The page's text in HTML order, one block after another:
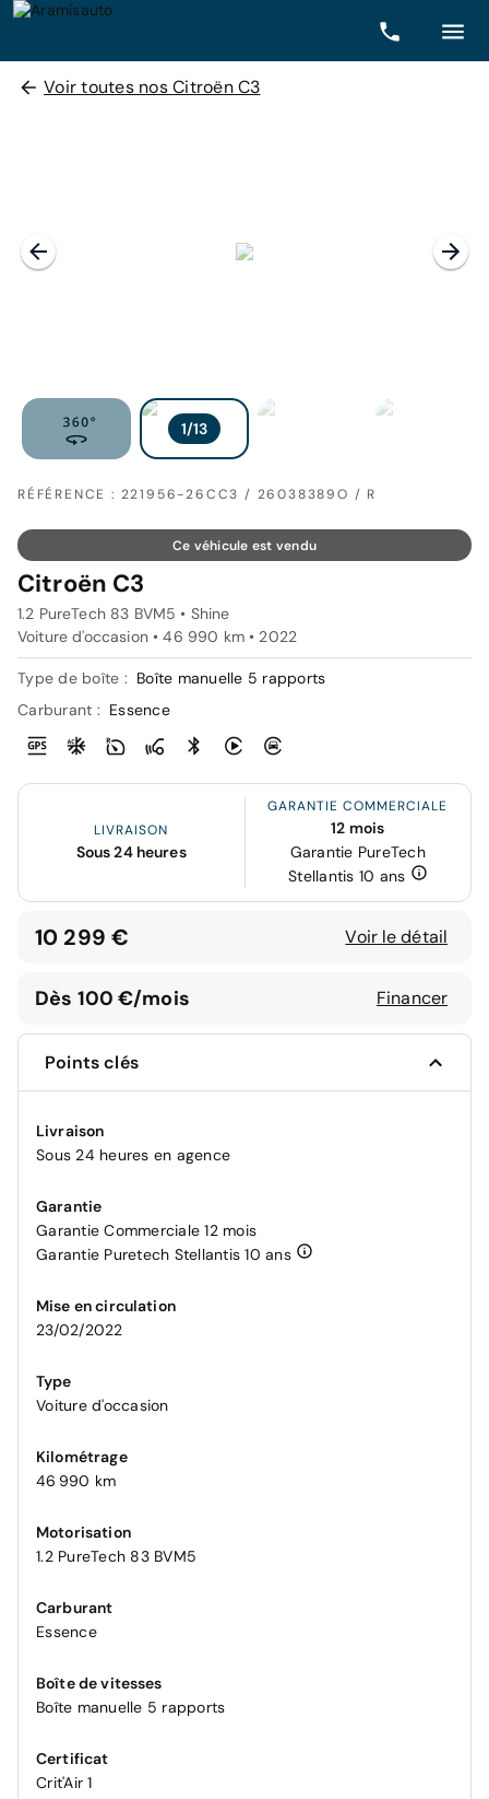
Voir toutes nos Citroën C3
RÉFÉRENCE : 221956-26CC3 / 26038389O / R
Ce véhicule est vendu
Citroën C3
1.2 PureTech 83 BVM5 • Shine
Voiture d'occasion • 46 990 km • 2022
Type de boîte : Boîte manuelle 5 rapports
Carburant : Essence
LIVRAISON
Sous 24 heures
GARANTIE COMMERCIALE
12 mois
Garantie PureTech
Stellantis 10 ans
10 299 € Voir le détail
Dès 100 €/mois Financer
Points clés
Livraison
Sous 24 heures en agence
Garantie
Garantie Commerciale 12 mois
Garantie Puretech Stellantis 10 ans
Mise en circulation
23/02/2022
Type
Voiture d'occasion
Kilométrage
46 990 km
Motorisation
1.2 PureTech 83 BVM5
Carburant
Essence
Boîte de vitesses
Boîte manuelle 5 rapports
Certificat
Crit'Air 1